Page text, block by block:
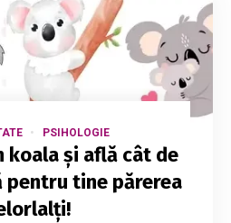
PSIHOLOGIE
koala şi află cât de
pentru tine părerea